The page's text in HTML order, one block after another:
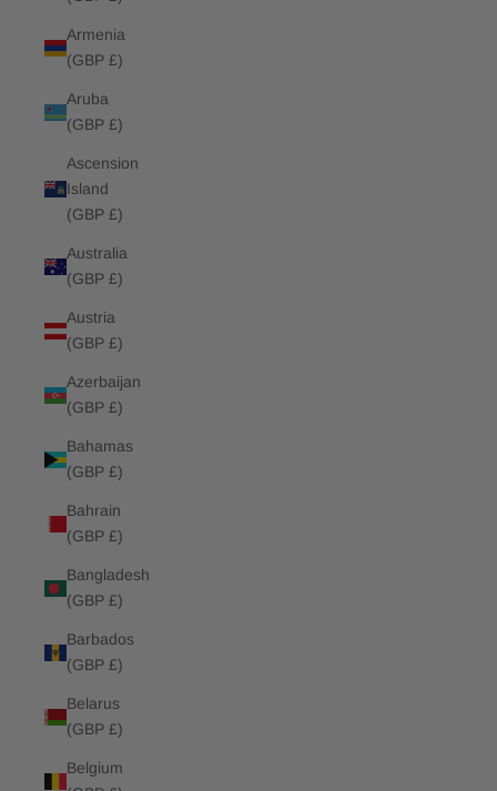
Armenia
(GBP £)
Aruba
(GBP £)
Ascension
Island
(GBP £)
Australia
(GBP £)
Austria
(GBP £)
Azerbaijan
(GBP £)
Bahamas
(GBP £)
Bahrain
(GBP £)
Bangladesh
(GBP £)
Barbados
(GBP £)
Belarus
(GBP £)
Belgium